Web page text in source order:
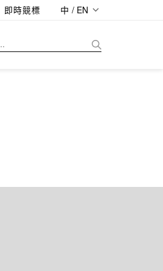
即時競標 中 / EN